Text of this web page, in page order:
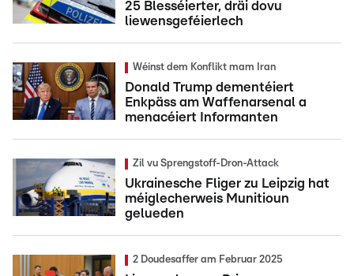
25 Blesséierter, dräi dovu
liewensgeféierlech
Wéinst dem Konflikt mam Iran
Donald Trump dementéiert
Enkpäss am Waffenarsenal a
menacéiert Informanten
Zil vu Sprengstoff-Dron-Attack
Ukrainesche Fliger zu Leipzig hat
méiglecherweis Munitioun
gelueden
2 Doudesaffer am Februar 2025